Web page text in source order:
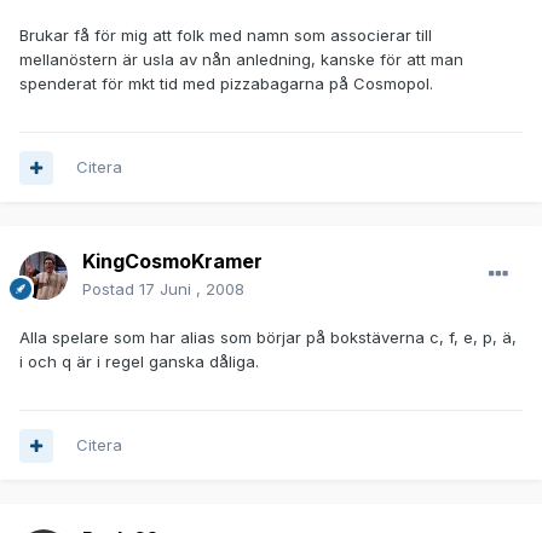
Brukar få för mig att folk med namn som associerar till
mellanöstern är usla av nån anledning, kanske för att man
spenderat för mkt tid med pizzabagarna på Cosmopol.
Citera
KingCosmoKramer
Postad 17 Juni , 2008
Alla spelare som har alias som börjar på bokstäverna c, f, e, p, ä,
i och q är i regel ganska dåliga.
Citera